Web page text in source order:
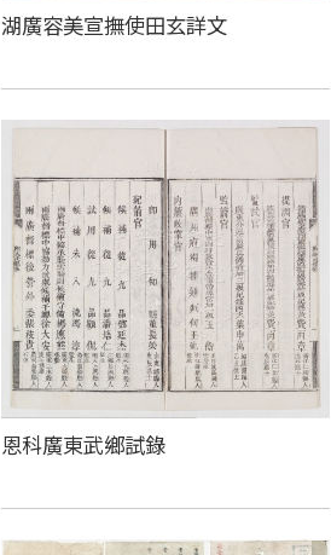
湖廣容美宣撫使田玄詳文
恩科廣東武鄉試錄